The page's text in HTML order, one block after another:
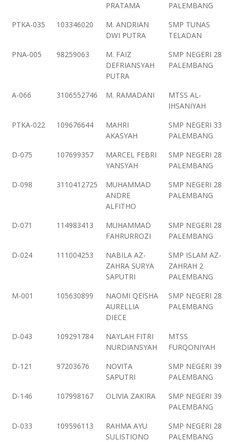
PRATAMA
PALEMBANG
PTKA-035
103346020
M. ANDRIAN
DWI PUTRA
SMP TUNAS
TELADAN
PNA-005
98259063
M. FAIZ
DEFRIANSYAH
PUTRA
SMP NEGERI 28
PALEMBANG
A-066 3106552746 M. RAMADANI
MTSS AL-
IHSANIYAH
PTKA-022
109676644
MAHRI
AKASYAH
SMP NEGERI 33
PALEMBANG
D-075
107699357
MARCEL FEBRI
YANSYAH
SMP NEGERI 28
PALEMBANG
D-098
3110412725
MUHAMMAD
ANDRE
ALFITHO
SMP NEGERI 28
PALEMBANG
D-071 114983413
MUHAMMAD
FAHRURROZI
SMP NEGERI 28
PALEMBANG
D-024
111004253
NABILA AZ-
ZAHRA SURYA
SAPUTRI
SMP ISLAM AZ-
ZAHRAH 2
PALEMBANG
M-001
105630899
NAOMI QEISHA
AURELLIA
DIECE
SMP NEGERI 28
PALEMBANG
D-043 109291784
NAYLAH FITRI
NURDIANSYAH
MTSS
FURQONIYAH
D-121
97203676
NOVITA
SAPUTRI
SMP NEGERI 39
PALEMBANG
D-146
107998167 OLIVIA ZAKIRA
SMP NEGERI 39
PALEMBANG
D-033
109596113
RAHMA AYU
SULISTIONO
SMP NEGERI 28
PALEMBANG